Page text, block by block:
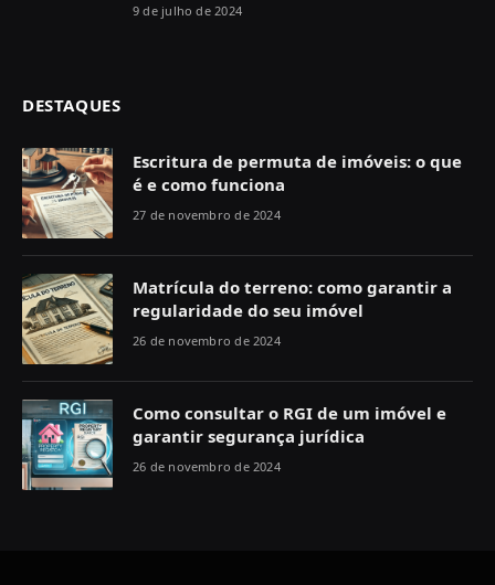
9 de julho de 2024
DESTAQUES
Escritura de permuta de imóveis: o que
é e como funciona
27 de novembro de 2024
Matrícula do terreno: como garantir a
regularidade do seu imóvel
26 de novembro de 2024
Como consultar o RGI de um imóvel e
garantir segurança jurídica
26 de novembro de 2024